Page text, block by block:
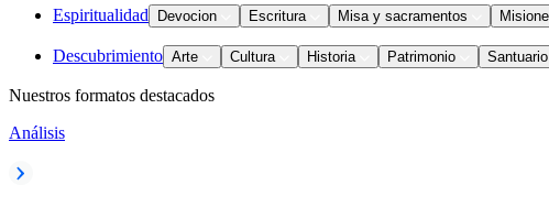
Espiritualidad Devocion Escritura Misa y sacramentos
Descubrimiento Arte Cultura Historia Patrimonio Santuario
Nuestros formatos destacados
Análisis